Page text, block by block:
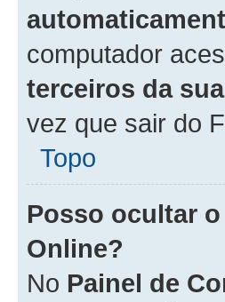
computador
terceiros da
vez que sair do
Topo
Posso ocultar
Online?
No Painel de